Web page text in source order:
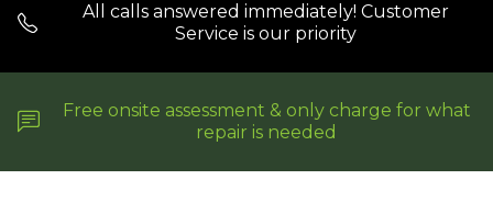
All calls answered immediately! Customer
Service is our priority
Free onsite assessment & only charge for what
repair is needed